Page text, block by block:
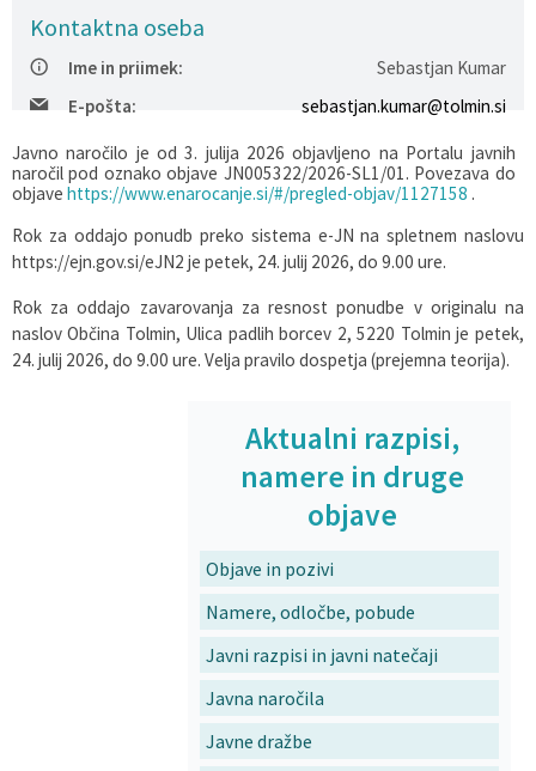
Kontaktna oseba
Ime in priimek:
Sebastjan Kumar
E-pošta:
sebastjan.kumar@tolmin.si
Javno naročilo je od 3. julija 2026 objavljeno na Portalu javnih
naročil pod oznako objave JN005322/2026-SL1/01. Povezava do
objave https://www.enarocanje.si/#/pregled-objav/1127158 .
Rok za oddajo ponudb preko sistema e-JN na spletnem naslovu
https://ejn.gov.si/eJN2 je petek, 24. julij 2026, do 9.00 ure.
Rok za oddajo zavarovanja za resnost ponudbe v originalu na
naslov Občina Tolmin, Ulica padlih borcev 2, 5220 Tolmin je petek,
24. julij 2026, do 9.00 ure. Velja pravilo dospetja (prejemna teorija).
Aktualni razpisi,
namere in druge
objave
Objave in pozivi
Namere, odločbe, pobude
Javni razpisi in javni natečaji
Javna naročila
Javne dražbe
Varstvo osebnih podatkov
Občinska volilna komisija
Viri pomoči za področje duševnega zdravja
Varuhov kotiček